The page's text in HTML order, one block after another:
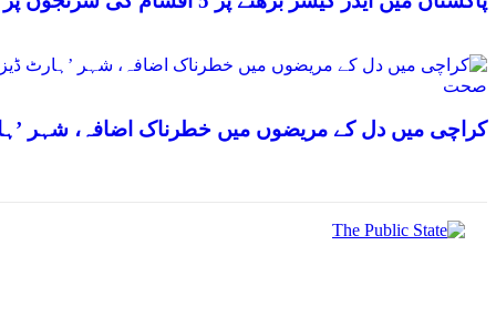
صحت
کراچی میں دل کے مریضوں میں خطرناک اضافہ، شہر